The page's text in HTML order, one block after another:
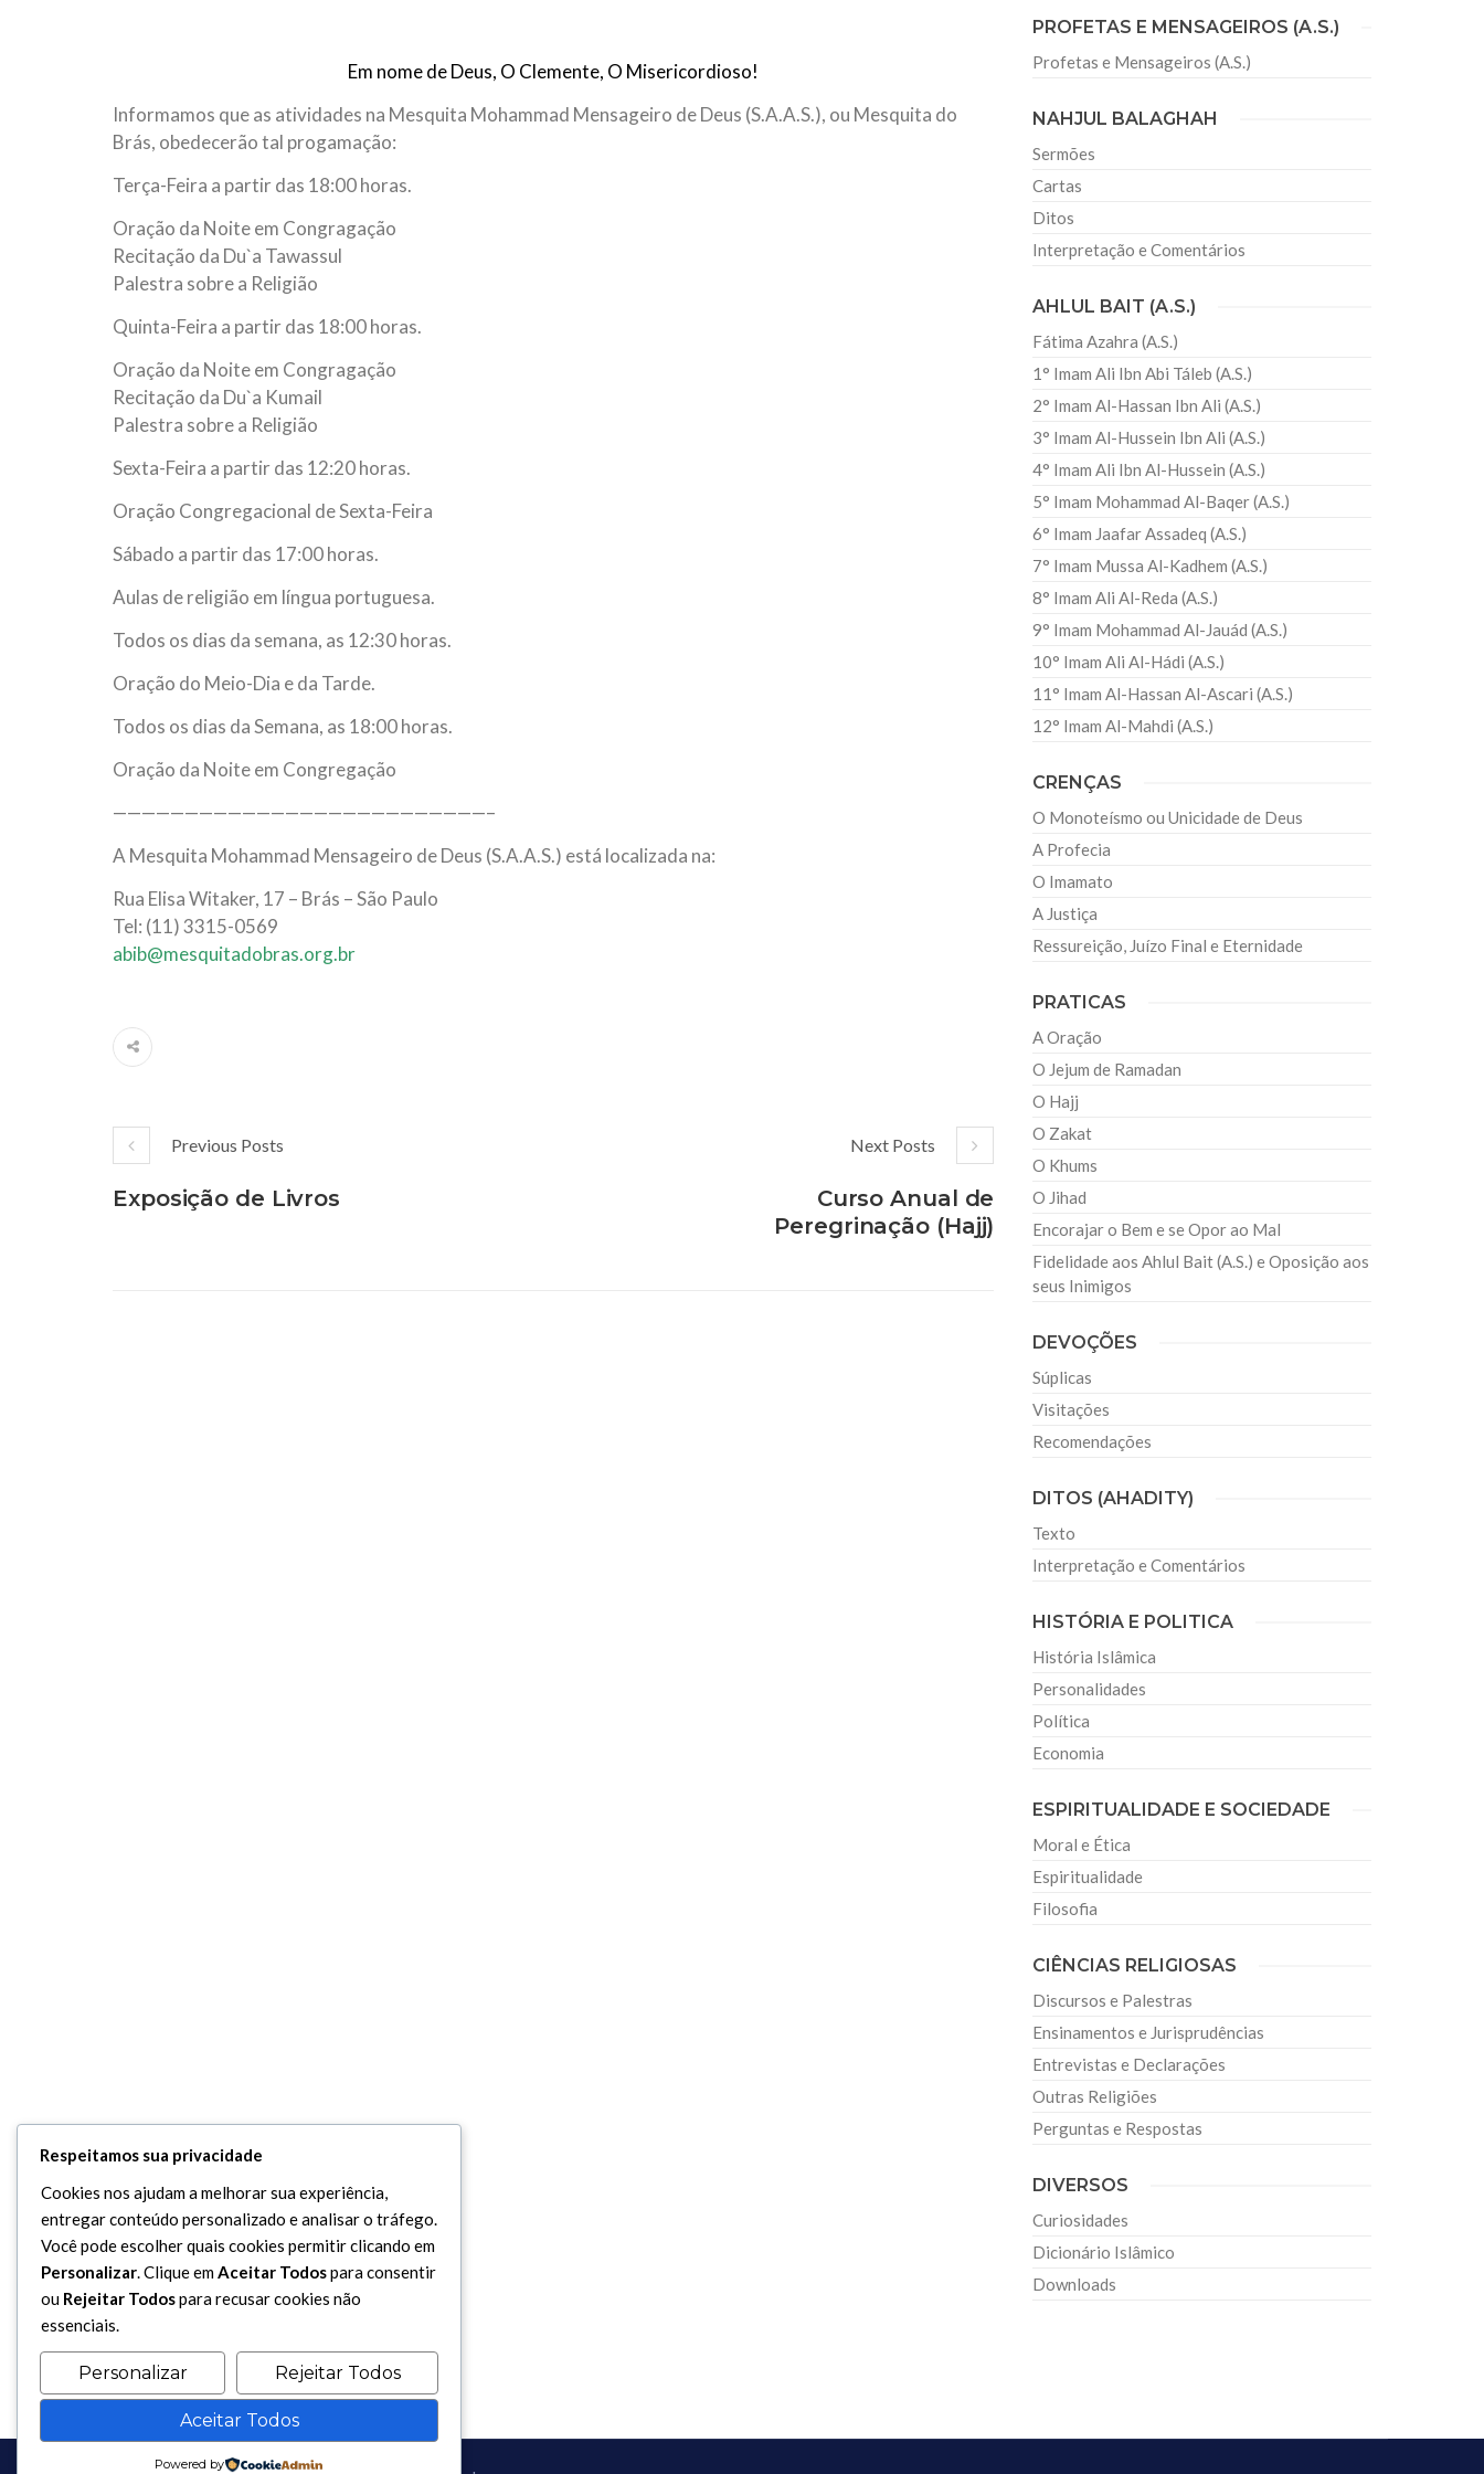
Em nome de Deus, o Clemente, o Misericordioso! Diante da data em que
relembramos o martírio do quarto Imam dos muçulmanos, o Imam Ali Ibn Al-
Centro Islâmico no Brasil recebe o ex-ministro das
Na noite da quinta-feira, 03 de Abril, o Centro Islâmico no Brasil recebeu em sua
sede, em São Paulo, o ex-ministro das Relações Exteriores da República Islâmica
do Irã, Sr. Kamal Kharrazi, que encontra-se visitando
Em nome de Deus, O Clemente, O Misericordioso!
Informamos que as atividades na Mesquita Mohammad Mensageiro de Deus (S.A.A.S.), ou Mesquita do
Brás, obedecerão tal progamação:
Terça-Feira a partir das 18:00 horas.
Oração da Noite em Congragação
Recitação da Du`a Tawassul
Palestra sobre a Religião
Quinta-Feira a partir das 18:00 horas.
Oração da Noite em Congragação
Recitação da Du`a Kumail
Palestra sobre a Religião
Sexta-Feira a partir das 12:20 horas.
Oração Congregacional de Sexta-Feira
Sábado a partir das 17:00 horas.
Aulas de religião em língua portuguesa.
Todos os dias da semana, as 12:30 horas.
Oração do Meio-Dia e da Tarde.
Todos os dias da Semana, as 18:00 horas.
Oração da Noite em Congregação
——————————————————————————–
A Mesquita Mohammad Mensageiro de Deus (S.A.A.S.) está localizada na:
Rua Elisa Witaker, 17 – Brás – São Paulo
Tel: (11) 3315-0569
abib@mesquitadobras.org.br
Previous Posts
Exposição de Livros
Next Posts
Curso Anual de
Peregrinação (Hajj)
PROFETAS E MENSAGEIROS (A.S.)
Profetas e Mensageiros (A.S.)
NAHJUL BALAGHAH
Sermões
Cartas
Ditos
Interpretação e Comentários
AHLUL BAIT (A.S.)
Fátima Azahra (A.S.)
1° Imam Ali Ibn Abi Táleb (A.S.)
2° Imam Al-Hassan Ibn Ali (A.S.)
3° Imam Al-Hussein Ibn Ali (A.S.)
4° Imam Ali Ibn Al-Hussein (A.S.)
5° Imam Mohammad Al-Baqer (A.S.)
6° Imam Jaafar Assadeq (A.S.)
7° Imam Mussa Al-Kadhem (A.S.)
8° Imam Ali Al-Reda (A.S.)
9° Imam Mohammad Al-Jauád (A.S.)
10° Imam Ali Al-Hádi (A.S.)
11° Imam Al-Hassan Al-Ascari (A.S.)
12° Imam Al-Mahdi (A.S.)
CRENÇAS
O Monoteísmo ou Unicidade de Deus
A Profecia
O Imamato
A Justiça
Ressureição, Juízo Final e Eternidade
PRATICAS
A Oração
O Jejum de Ramadan
O Hajj
O Zakat
O Khums
O Jihad
Encorajar o Bem e se Opor ao Mal
Fidelidade aos Ahlul Bait (A.S.) e Oposição aos
seus Inimigos
DEVOÇÕES
Súplicas
Visitações
Recomendações
DITOS (AHADITY)
Texto
Interpretação e Comentários
HISTÓRIA E POLITICA
História Islâmica
Personalidades
Política
Economia
ESPIRITUALIDADE E SOCIEDADE
Moral e Ética
Espiritualidade
Filosofia
CIÊNCIAS RELIGIOSAS
Discursos e Palestras
Ensinamentos e Jurisprudências
Entrevistas e Declarações
Outras Religiões
Perguntas e Respostas
DIVERSOS
Curiosidades
Dicionário Islâmico
Downloads
Respeitamos sua privacidade
Cookies nos ajudam a melhorar sua experiência,
entregar conteúdo personalizado e analisar o tráfego.
Você pode escolher quais cookies permitir clicando em
Personalizar. Clique emAceitar Todospara consentir
ou Rejeitar Todospara recusar cookies não
essenciais.
Personalizar Rejeitar Todos
Aceitar Todos
Powered by